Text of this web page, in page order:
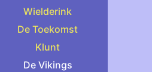
Wielderink
De Toekomst
Klunt
De Vikings